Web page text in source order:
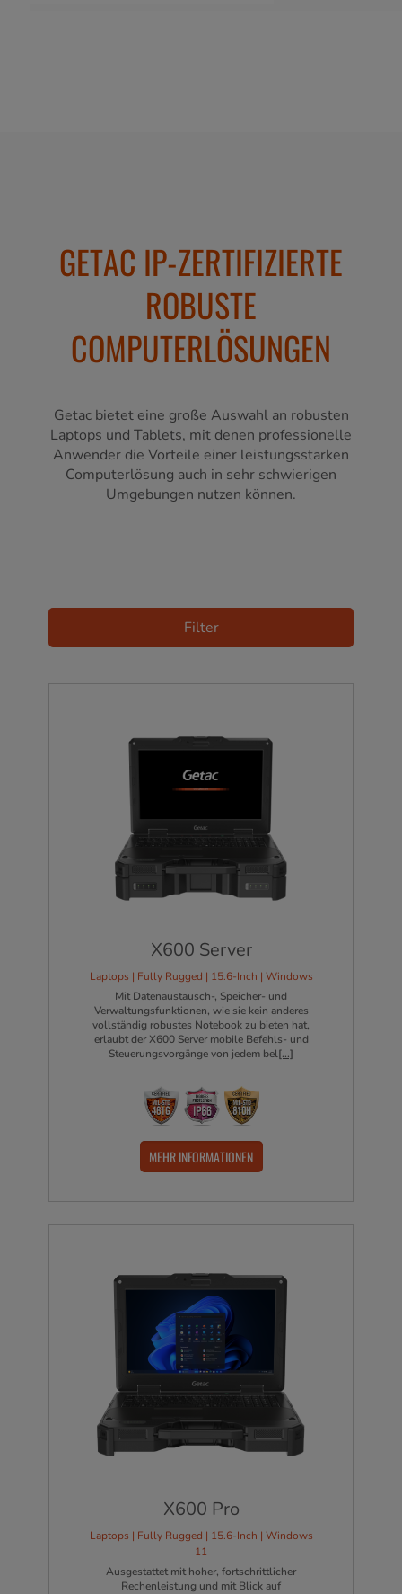
GETAC IP-ZERTIFIZIERTE
ROBUSTE
COMPUTERLÖSUNGEN
Getac bietet eine große Auswahl an robusten
Laptops und Tablets, mit denen professionelle
Anwender die Vorteile einer leistungsstarken
Computerlösung auch in sehr schwierigen
Umgebungen nutzen können.
Filter
X600 Server
Laptops | Fully Rugged | 15.6-Inch | Windows
Mit Datenaustausch-, Speicher- und
Verwaltungsfunktionen, wie sie kein anderes
vollständig robustes Notebook zu bieten hat,
erlaubt der X600 Server mobile Befehls- und
Steuerungsvorgänge von jedem bel[...]
MEHR INFORMATIONEN
X600 Pro
Laptops | Fully Rugged | 15.6-Inch | Windows
11
Ausgestattet mit hoher, fortschrittlicher
Rechenleistung und mit Blick auf